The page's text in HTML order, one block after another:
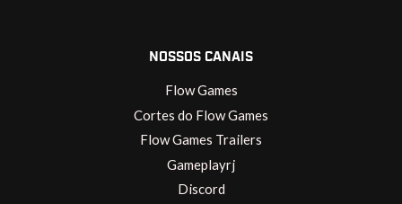
NOSSOS CANAIS
Flow Games
Cortes do Flow Games
Flow Games Trailers
Gameplayrj
Discord